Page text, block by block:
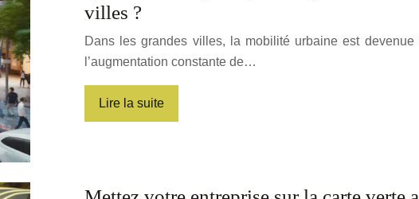
villes ?
Dans les grandes villes, la mobilité urbaine est
l’augmentation constante de…
Lire la suite